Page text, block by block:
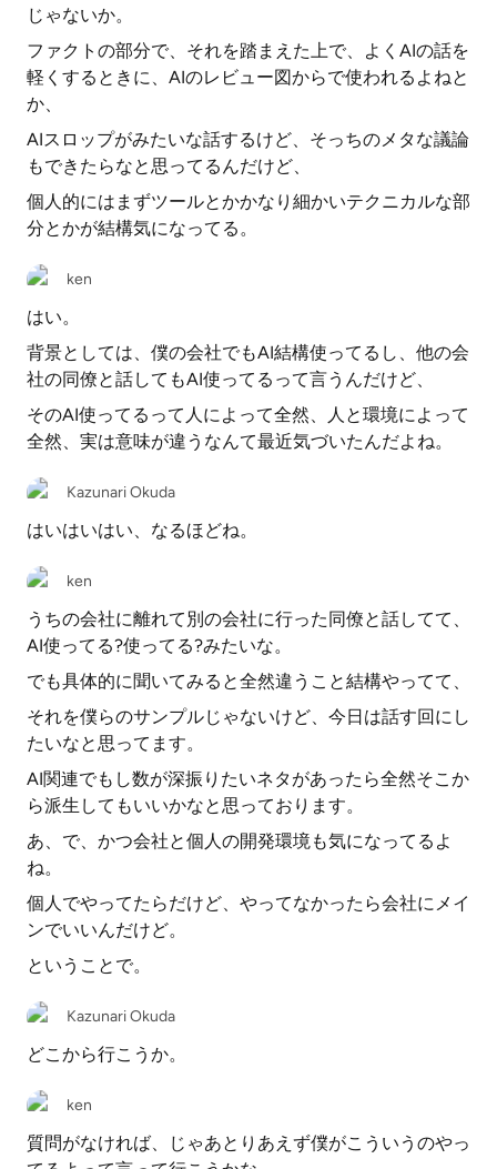
じゃないか。
ファクトの部分で、それを踏まえた上で、よくAIの話を
軽くするときに、AIのレビュー図からで使われるよねと
か、
AIスロップがみたいな話するけど、そっちのメタな議論
もできたらなと思ってるんだけど、
個人的にはまずツールとかかなり細かいテクニカルな部
分とかが結構気になってる。
ken
はい。
背景としては、僕の会社でもAI結構使ってるし、他の会
社の同僚と話してもAI使ってるって言うんだけど、
そのAI使ってるって人によって全然、人と環境によって
全然、実は意味が違うなんて最近気づいたんだよね。
Kazunari Okuda
はいはいはい、なるほどね。
ken
うちの会社に離れて別の会社に行った同僚と話してて、
AI使ってる?使ってる?みたいな。
でも具体的に聞いてみると全然違うこと結構やってて、
それを僕らのサンプルじゃないけど、今日は話す回にし
たいなと思ってます。
AI関連でもし数が深振りたいネタがあったら全然そこか
ら派生してもいいかなと思っております。
あ、で、かつ会社と個人の開発環境も気になってるよ
ね。
個人でやってたらだけど、やってなかったら会社にメイ
ンでいいんだけど。
ということで。
Kazunari Okuda
どこから行こうか。
ken
質問がなければ、じゃあとりあえず僕がこういうのやっ